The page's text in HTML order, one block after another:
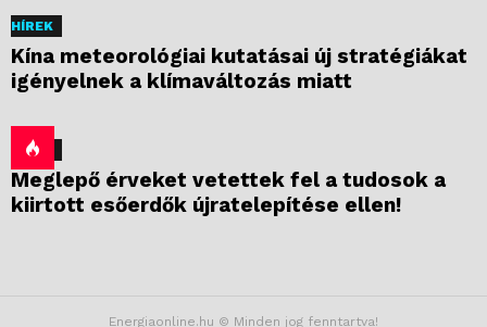
HÍREK
Kína meteorológiai kutatásai új stratégiákat
igényelnek a klímaváltozás miatt
HÍREK
Meglepő érveket vetettek fel a tudosok a
kiirtott esőerdők újratelepítése ellen!
Energiaonline.hu © Minden jog fenntartva!